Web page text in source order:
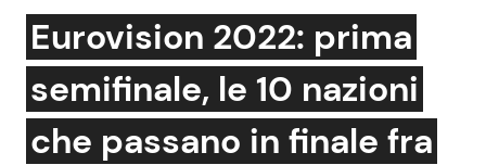
News e Cronaca
Attualità Italiana
Gossip e TV
Bellezze VIP
Eurovision 2022: prima
semifinale, le 10 nazioni
che passano in finale fra